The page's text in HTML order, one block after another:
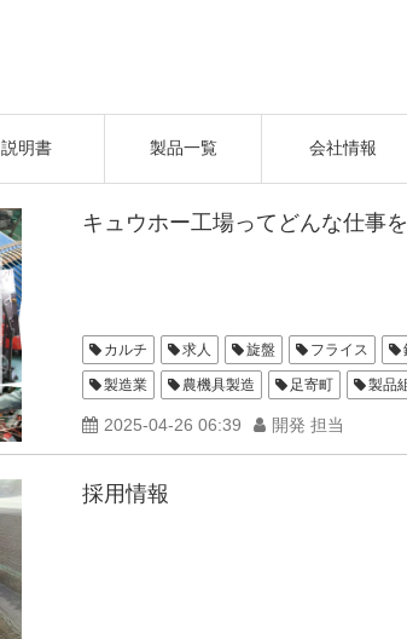
説明書 製品一覧 会社情報
キュウホー工場ってどんな仕事
カルチ 求人 旋盤 フライス
製造業 農機具製造 足寄町 製品
2025-04-26 06:39 開発 担当
採用情報